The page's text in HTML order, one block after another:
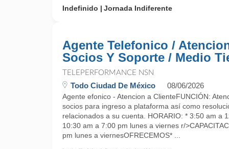
Indefinido
Jornada Indiferente
Agente Telefonico /
Socios Y Soporte / Medio
TELEPERFORMANCE NSN
Todo Ciudad De México 08/06/2026
Agente efonico - Atencion a ClienteFUNCIÓN:
socios para ingreso a plataforma así como
relacionados a su cuenta. HORARIO: * 3:50 am a
10:30 am a 7:00 pm lunes a viernes r/
pm lunes a viernesOFRECEMOS* ...